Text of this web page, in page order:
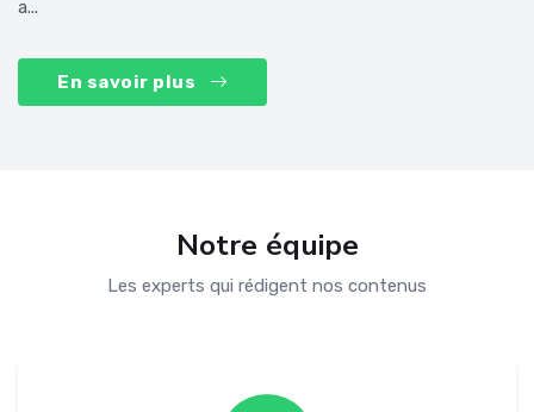
a...
En savoir plus
Notre équipe
Les experts qui rédigent nos contenus